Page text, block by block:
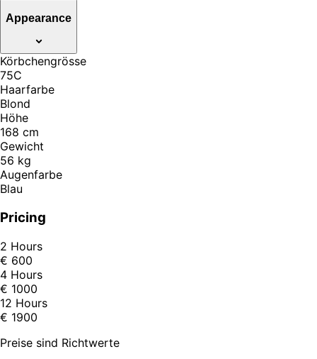
Appearance
Körbchengrösse
75C
Haarfarbe
Blond
Höhe
168 cm
Gewicht
56 kg
Augenfarbe
Blau
Pricing
2 Hours
€ 600
4 Hours
€ 1000
12 Hours
€ 1900
Preise sind Richtwerte